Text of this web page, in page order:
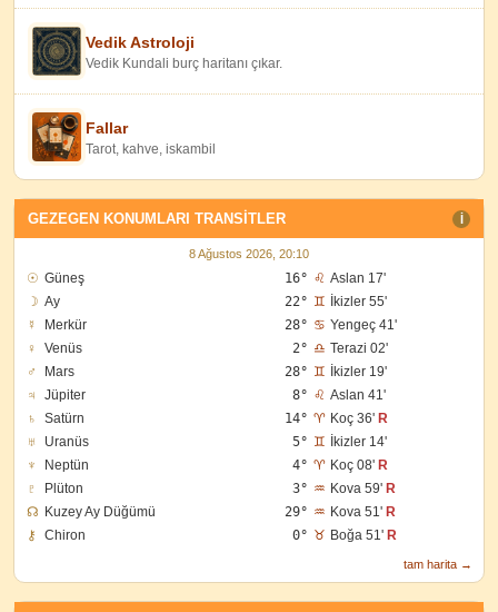
Vedik Astroloji
Vedik Kundali burç haritanı çıkar.
Fallar
Tarot, kahve, iskambil
GEZEGEN KONUMLARI TRANSITLER I
8 Ağustos 2026, 20:10
☉ Güneş 16° ♌ Aslan 17'
☽ Ay 22° ♊
İkizler 55'
☿
Merkür 28° ♋ Yengeç 41'
♀
Venüs 2° ♎ Terazi 02'
♂
Mars 28° ♊
İkizler 19'
♃
Jüpiter 8° ♌ Aslan 41'
♄
Satürn 14° ♈ Koç 36' R
♅
Uranüs 5° ♊
İkizler 14'
♆
Neptün 4° ♈ Koç 08' R
♇
Plüton 3° ♒ Kova 59' R
☊ Kuzey Ay Düğümü 29° ♒ Kova 51' R
⚷
Chiron 0° ♉ Boğa 51' R
tam harita →